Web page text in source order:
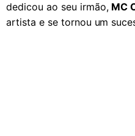
dedicou ao seu irmão, MC
artista e se tornou um